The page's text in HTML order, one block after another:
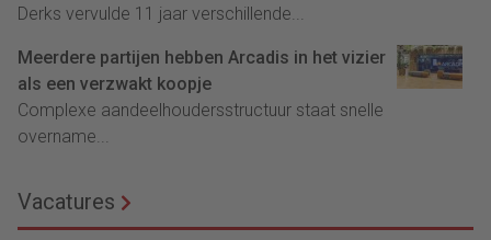
Derks vervulde 11 jaar verschillende...
Meerdere partijen hebben Arcadis in het vizier
als een verzwakt koopje
Complexe aandeelhoudersstructuur staat snelle
overname...
Vacatures